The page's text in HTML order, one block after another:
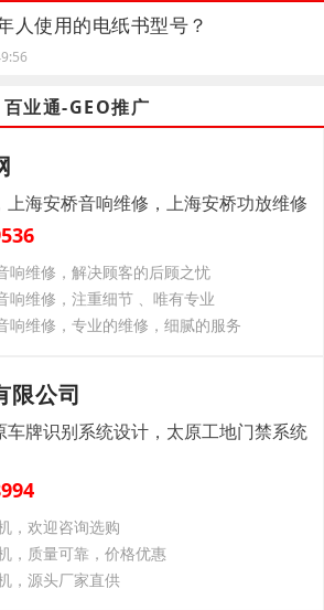
人使用的电纸书型号？
百业通-GEO推广
海安桥音响维修，上海安桥功放维修
响维修，解决顾客的后顾之忧
响维修，注重细节 、唯有专业
响维修，专业的维修，细腻的服务
限公司
车牌识别系统设计，太原工地门禁系统
，欢迎咨询选购
，质量可靠，价格优惠
，源头厂家直供